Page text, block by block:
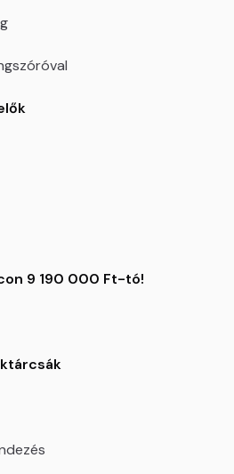
9 190 000 Ft-tó!